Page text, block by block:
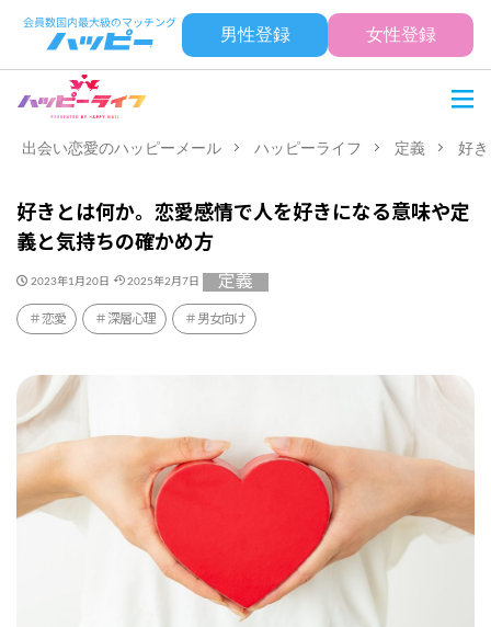
男性登録 女性登録
出会い恋愛のハッピーメール ハッピーライフ 定義 好
好きとは何か。恋愛感情で人を好きになる意味や定
義と気持ちの確かめ方
2023年1月20日 2025年2月7日 定義
恋愛 深層心理 男女向け